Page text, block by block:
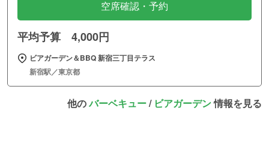
空席確認・予約
平均予算 4,000円
ビアガーデン＆BBQ 新宿三丁目テラス
新宿駅／東京都
他のバーベキュー/ ビアガーデン情報を見る